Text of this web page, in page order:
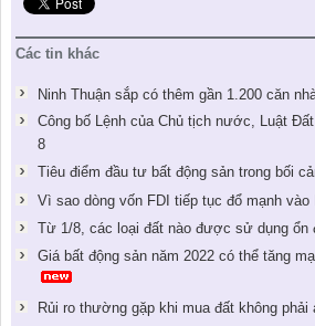
Các tin khác
Ninh Thuận sắp có thêm gần 1.200 căn
Công bố Lệnh của Chủ tịch nước, Luật
8
Tiêu điểm đầu tư bất động sản trong bối
Vì sao dòng vốn FDI tiếp tục đổ mạnh vào
Từ 1/8, các loại đất nào được sử dụng ổn
Giá bất động sản năm 2022 có thể tăng
Rủi ro thường gặp khi mua đất không phải